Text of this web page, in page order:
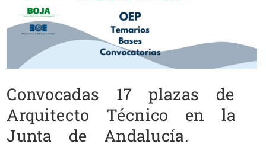
Convocadas 17 plazas de
Arquitecto Técnico en la
Junta de Andalucía.